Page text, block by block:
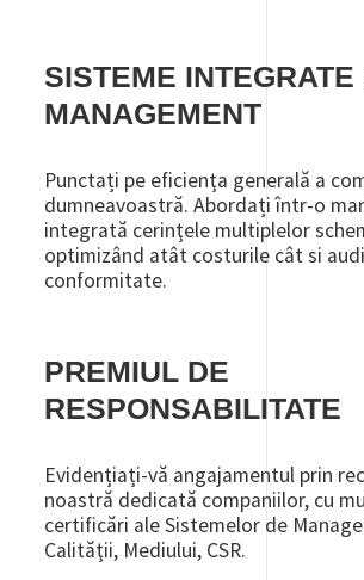
SISTEME INTEGRATE
MANAGEMENT
Punctați pe eficienţa generală a
dumneavoastră. Abordați într-o
integrată cerinţele multiplelor
optimizând atât costurile cât si
conformitate.
PREMIUL DE
RESPONSABILITATE
Evidențiați-vă angajamentul prin
noastră dedicată companiilor, cu
certificări ale Sistemelor de
Calităţii, Mediului, CSR.